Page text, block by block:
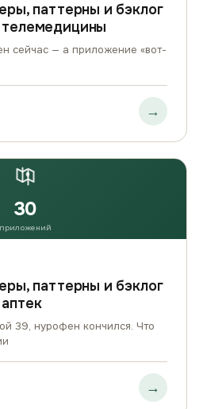
паттерны и бэклог
сейчас — а приложение «вот-
→
30
приложений
паттерны и бэклог
39, нурофен кончился. Что
→